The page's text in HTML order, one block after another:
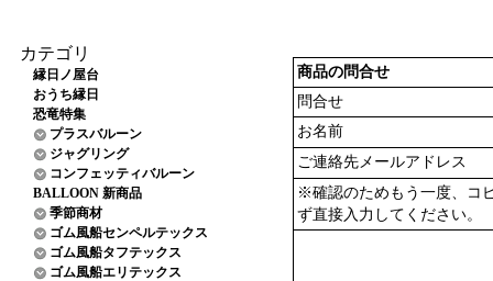
カテゴリ
縁日ノ屋台
おうち縁日
恐竜特集
プラスバルーン
ジャグリング
コンフェッティバルーン
BALLOON 新商品
季節商材
ゴム風船センペルテックス
ゴム風船タフテックス
ゴム風船エリテックス
商品の問合せ
問合せ
お名前
ご連絡先メールアドレス
※確認のためもう一度、コ
ず直接入力してください。